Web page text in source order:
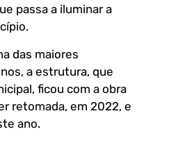
passa a iluminar a
das maiores
a estrutura, que
ficou com a obra
retomada, em 2022, e
ano.